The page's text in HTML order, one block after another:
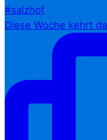
Diese Woche kehrt